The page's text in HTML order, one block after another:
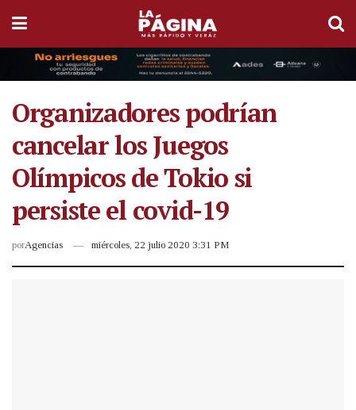
Organizadores podrían
cancelar los Juegos
Olímpicos de Tokio si
persiste el covid-19
porAgencias miércoles, 22 julio 2020 3:31 PM